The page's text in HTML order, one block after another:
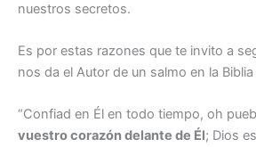
nuestros secretos.
Es por estas razones que te invito a
nos da el Autor de un salmo en la
“Confiad en Él en todo tiempo, oh
vuestro corazón delante de Él; Dios